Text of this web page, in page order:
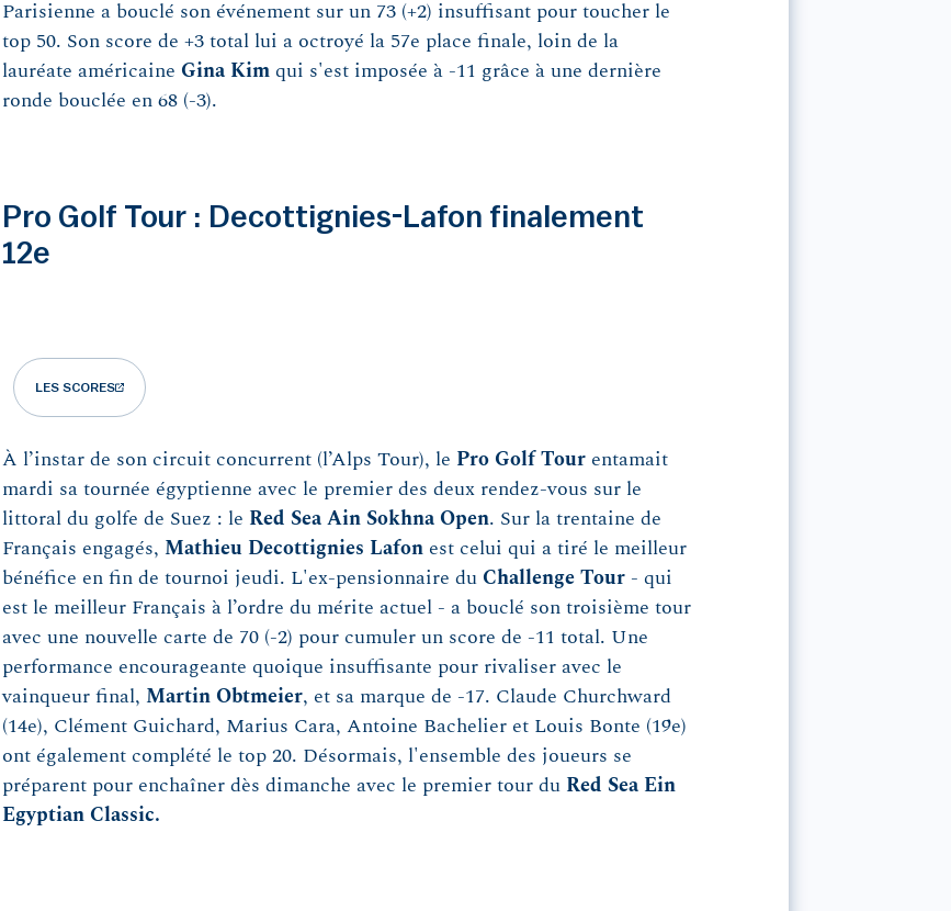
Parisienne a bouclé son événement sur un 73 (+2) insuffisant pour toucher le
top 50. Son score de +3 total lui a octroyé la 57e place finale, loin de la
lauréate américaine Gina Kim qui s'est imposée à -11 grâce à une dernière
ronde bouclée en 68 (-3).
Pro Golf Tour : Decottignies-Lafon finalement
12e
LES SCORES
À l’instar de son circuit concurrent (l’Alps Tour), le Pro Golf Tourentamait
mardi sa tournée égyptienne avec le premier des deux rendez-vous sur le
littoral du golfe de Suez : le Red Sea Ain Sokhna Open. Sur la trentaine de
Français engagés, Mathieu Decottignies Lafonest celui qui a tiré le meilleur
bénéfice en fin de tournoi jeudi. L'ex-pensionnaire du Challenge Tour- qui
est le meilleur Français à l’ordre du mérite actuel - a bouclé son troisième tour
avec une nouvelle carte de 70 (-2) pour cumuler un score de -11 total. Une
performance encourageante quoique insuffisante pour rivaliser avec le
vainqueur final, Martin Obtmeier, et sa marque de -17. Claude Churchward
(14e), Clément Guichard, Marius Cara, Antoine Bachelier et Louis Bonte (19e)
ont également complété le top 20. Désormais, l'ensemble des joueurs se
préparent pour enchaîner dès dimanche avec le premier tour du Red Sea Ein
Egyptian Classic.